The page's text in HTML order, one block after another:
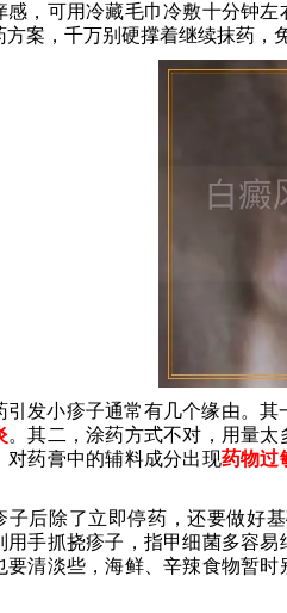
感，可用冷藏毛巾冷敷十分钟
方案，千万别硬撑着继续抹药，
引发小疹子通常有几个缘由。
。其二，涂药方式不对，用量
对药膏中的辅料成分出现药物过
子后除了立即停药，还要做好
用手抓挠疹子，指甲细菌多容
要清淡些，海鲜、辛辣食物暂